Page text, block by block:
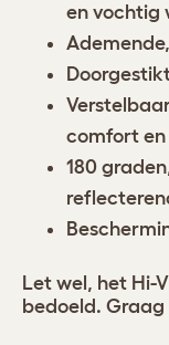
en vochtig
comfort
180
Let wel, het Hi-
bedoeld.